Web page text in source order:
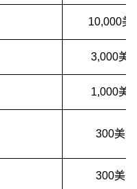
10,000美
3,000美
1,000美
300美元
300美元